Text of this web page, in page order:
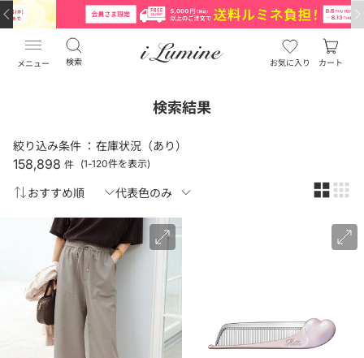
メニュー 検索 お気に入り カート
検索結果
絞り込み条件 ： 在庫状況（あり）
158,898 件 (1-120件を表示)